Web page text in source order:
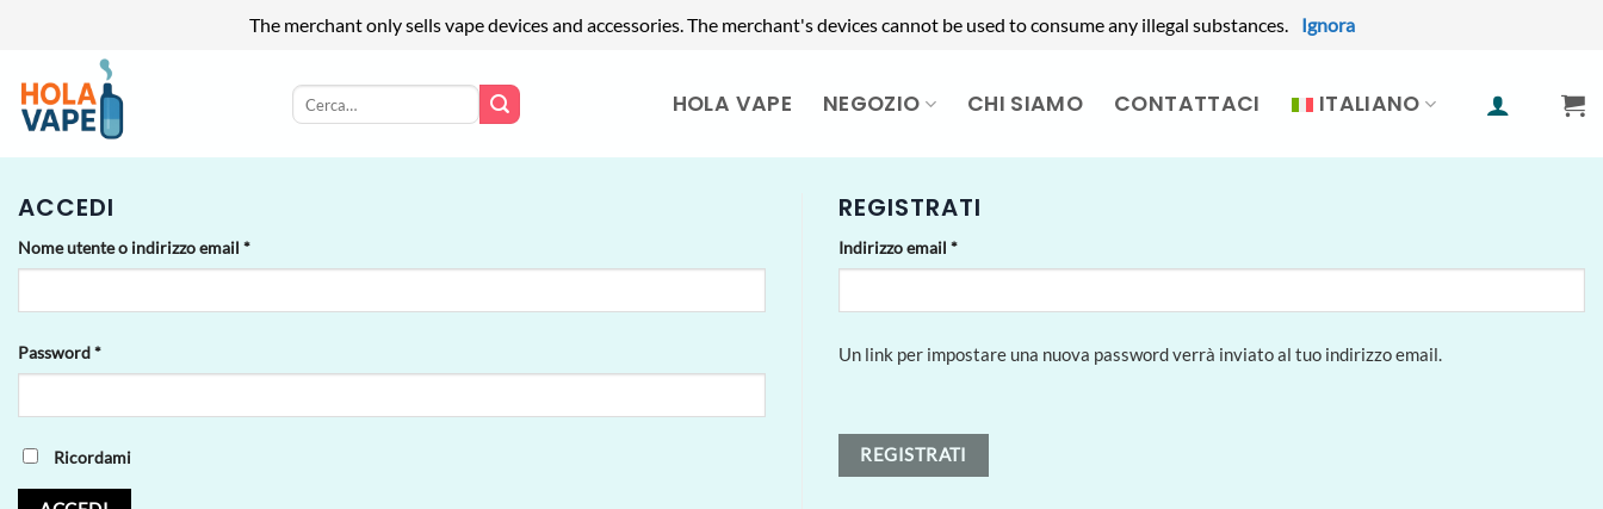
The merchant only sells vape devices and accessories. The merchant's devices cannot be used to consume any illegal substances.
Ignora
contenuti
Cerca: HOLA VAPE NEGOZIO CHI SIAMO CONTATTACI ITALIANO
ACCEDI
Nome utente o indirizzo email *Richiesto
Password*Richiesto
Ricordami
REGISTRATI
Indirizzo email *Richiesto
Un link per impostare una nuova password verrà inviato al tuo indirizzo email.
REGISTRATI